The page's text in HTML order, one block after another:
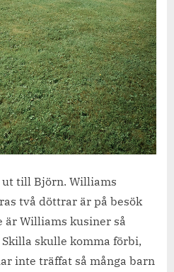
ut till Björn. Williams
två döttrar är på besök
är Williams kusiner så
skulle komma förbi,
inte träffat så många barn